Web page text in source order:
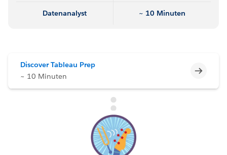
Datenanalyst ~ 10 Minuten
Discover Tableau Prep
~ 10 Minuten